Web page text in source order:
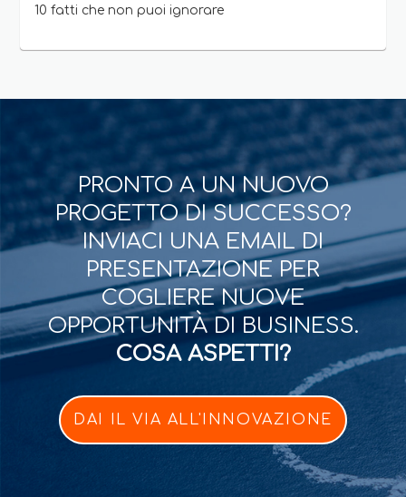
10 fatti che non puoi ignorare
PRONTO A UN NUOVO
PROGETTO DI SUCCESSO?
INVIACI UNA EMAIL DI
PRESENTAZIONE PER
COGLIERE NUOVE
OPPORTUNITÀ DI BUSINESS.
COSA ASPETTI?
DAI IL VIA ALL'INNOVAZIONE